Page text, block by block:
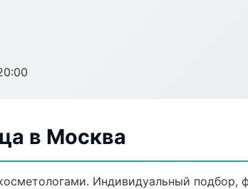
в Москва
Индивидуальный подбор,